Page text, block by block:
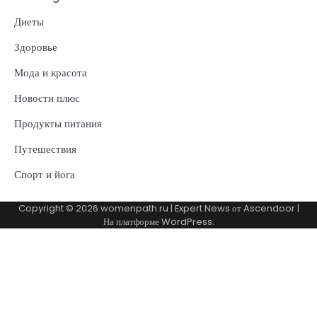
Диеты
Здоровье
Мода и красота
Новости плюс
Продукты питания
Путешествия
Спорт и йога
Copyright © 2026 womenpath.ru | Expert News отAscendoor|
На платформеWordPress.